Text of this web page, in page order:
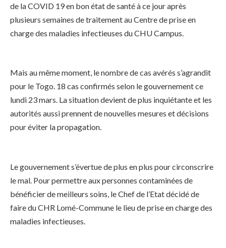
de la COVID 19 en bon état de santé à ce jour après
plusieurs semaines de traitement au Centre de prise en
charge des maladies infectieuses du CHU Campus.
Mais au même moment, le nombre de cas avérés s’agrandit
pour le Togo. 18 cas confirmés selon le gouvernement ce
lundi 23 mars. La situation devient de plus inquiétante et les
autorités aussi prennent de nouvelles mesures et décisions
pour éviter la propagation.
Le gouvernement s’évertue de plus en plus pour circonscrire
le mal. Pour permettre aux personnes contaminées de
bénéficier de meilleurs soins, le Chef de l’Etat décidé de
faire du CHR Lomé-Commune le lieu de prise en charge des
maladies infectieuses.